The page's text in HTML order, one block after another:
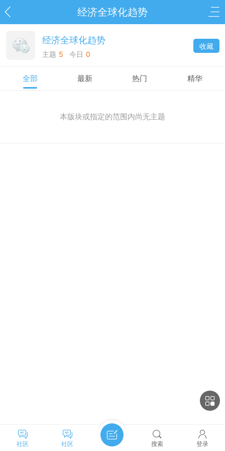
经济全球化趋势
经济全球化趋势
主题 5 今日 0
收藏
全部 最新 热门 精华
本版块或指定的范围内尚无主题
社区 社区 搜索 登录